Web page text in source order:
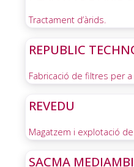
Tractament d’àrids.
REPUBLIC
Fabricació de filtres per
REVEDU
Magatzem i explotació
SACMA